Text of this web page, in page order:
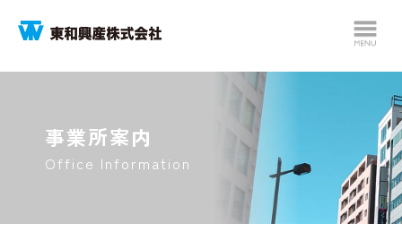
事業所案内
Office Information